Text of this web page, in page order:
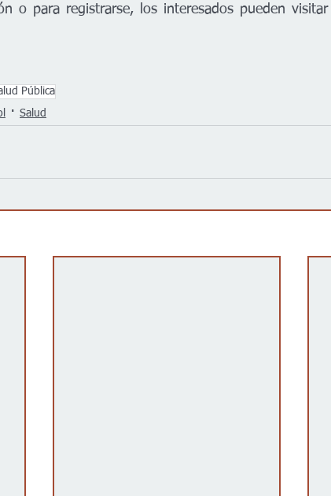
o para registrarse, los interesados pueden visitar l
Pública
Salud